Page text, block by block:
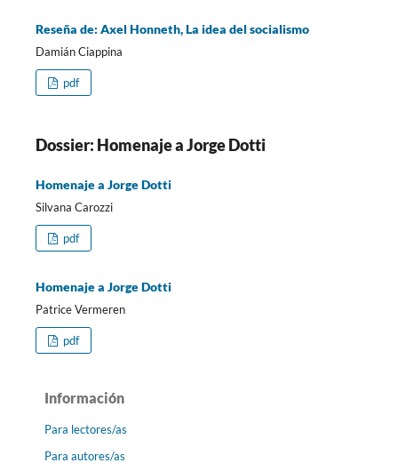
Reseña de: Axel Honneth, La idea del socialismo
Damián Ciappina
pdf
Dossier: Homenaje a Jorge Dotti
Homenaje a Jorge Dotti
Silvana Carozzi
pdf
Homenaje a Jorge Dotti
Patrice Vermeren
pdf
Información
Para lectores/as
Para autores/as